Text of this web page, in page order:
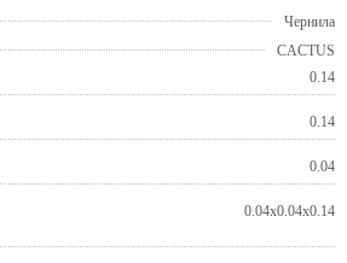
Чернила
CACTUS
0.14
0.14
0.04
0.04x0.04x0.14